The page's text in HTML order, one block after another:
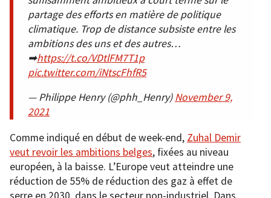
partage des efforts en matière de politique
climatique. Trop de distance subsiste entre les
ambitions des uns et des autres…
➡https://t.co/VDtlFM7T1p
pic.twitter.com/iNtscFhfR5
— Philippe Henry (@phh_Henry)November 9,
2021
Comme indiqué en début de week-end, Zuhal Demir
veut revoir les ambitions belges, fixées au niveau
européen, à la baisse. L’Europe veut atteindre une
réduction de 55% de réduction des gaz à effet de